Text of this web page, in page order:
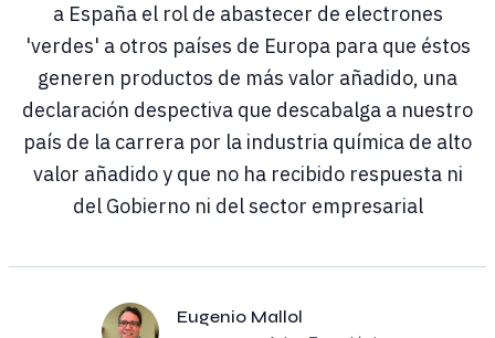
a España el rol de abastecer de electrones
'verdes' a otros países de Europa para que éstos
generen productos de más valor añadido, una
declaración despectiva que descabalga a nuestro
país de la carrera por la industria química de alto
valor añadido y que no ha recibido respuesta ni
del Gobierno ni del sector empresarial
Eugenio Mallol